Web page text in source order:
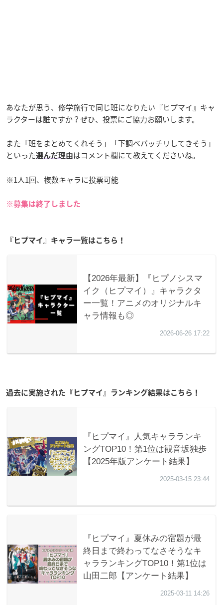
あなたが思う、修学旅行で同じ班になりたい『ヒプマイ』キャ
ラクターは誰ですか？ぜひ、投票にご協力お願いします。
また「班をまとめてくれそう」「下調べバッチリしてきそう」
といった選んだ理由はコメント欄にて教えてくださいね。
※1人1回、複数キャラに投票可能
※募集は終了しました
『ヒプマイ』キャラ一覧はこちら！
過去に実施された『ヒプマイ』ランキング結果はこちら！